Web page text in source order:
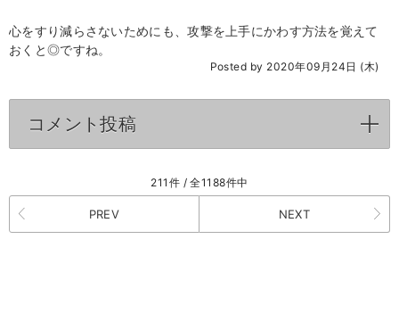
心をすり減らさないためにも、攻撃を上手にかわす方法を覚えて
おくと◎ですね。
Posted by 2020年09月24日 (木)
コメント投稿
211件 / 全1188件中
PREV NEXT